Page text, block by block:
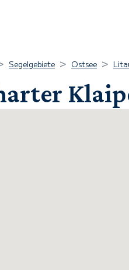
Segelgebiete Ostsee